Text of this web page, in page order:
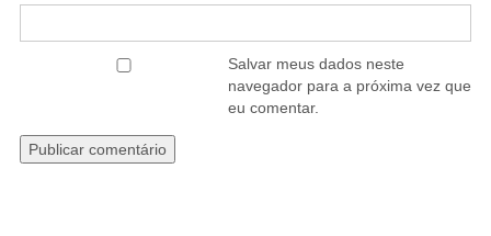
Salvar meus dados neste
navegador para a próxima vez que
eu comentar.